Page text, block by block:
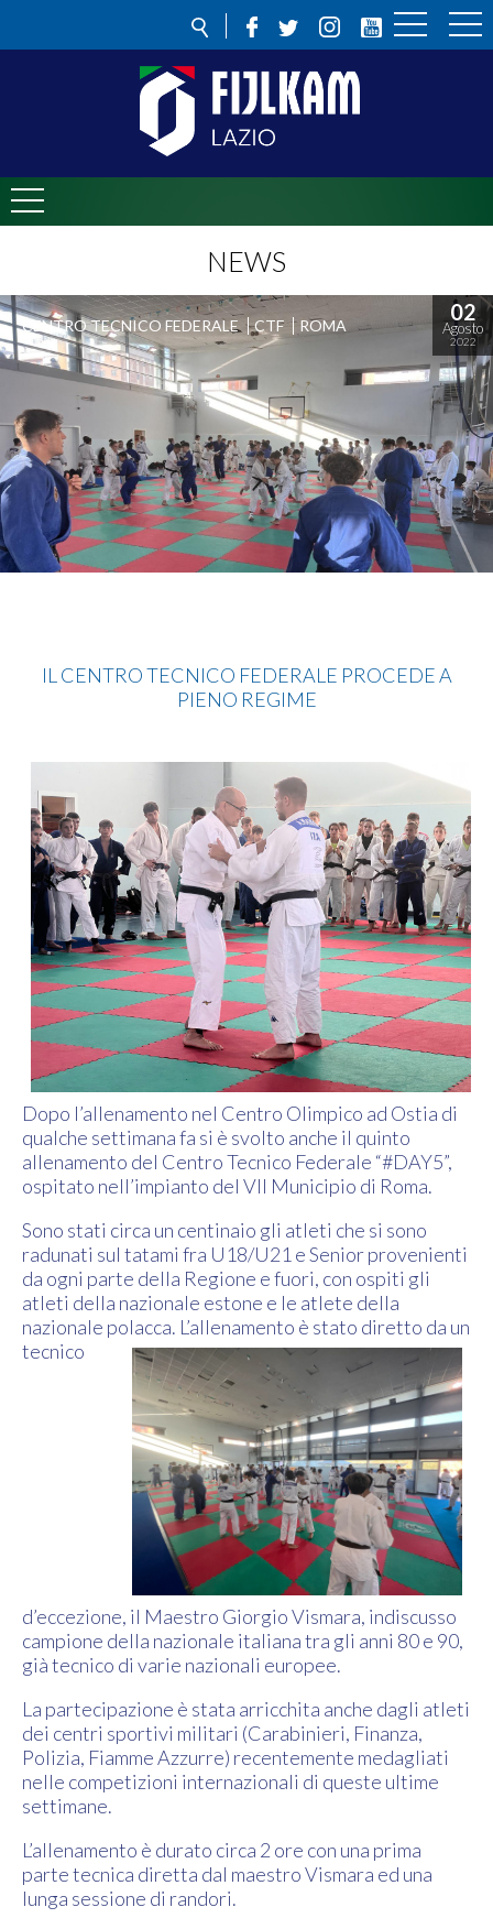
NEWS
02
Agosto
2022
IL CENTRO TECNICO FEDERALE PROCEDE A
PIENO REGIME
CENTRO TECNICO FEDERALE CTF ROMA
Dopo l’allenamento nel Centro Olimpico ad Ostia di
qualche settimana fa si è svolto anche il quinto
allenamento del Centro Tecnico Federale “#DAY5”,
ospitato nell’impianto del VII Municipio di Roma.
Sono stati circa un centinaio gli atleti che si sono
radunati sul tatami fra U18/U21 e Senior provenienti
da ogni parte della Regione e fuori, con ospiti gli
atleti della nazionale estone e le atlete della
nazionale polacca. L’allenamento è stato diretto da un
tecnico
d’eccezione, il Maestro Giorgio Vismara, indiscusso
campione della nazionale italiana tra gli anni 80 e 90,
già tecnico di varie nazionali europee.
La partecipazione è stata arricchita anche dagli atleti
dei centri sportivi militari (Carabinieri, Finanza,
Polizia, Fiamme Azzurre) recentemente medagliati
nelle competizioni internazionali di queste ultime
settimane.
L’allenamento è durato circa 2 ore con una prima
parte tecnica diretta dal maestro Vismara ed una
lunga sessione di randori.